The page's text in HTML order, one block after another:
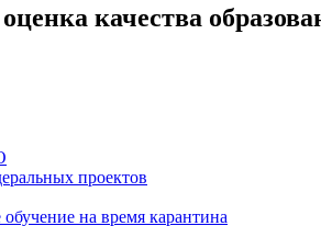
качества
проектов
на время карантина